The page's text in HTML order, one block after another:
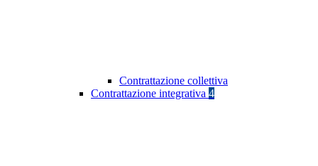
Contrattazione collettiva
Contrattazione integrativa 4